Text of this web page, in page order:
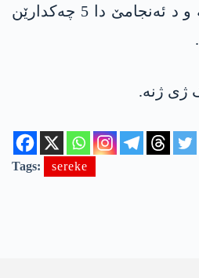
مووسلێ ئارمانج کریە و د ئەنجامێ دا 5 چەکدارێن
Tags: sereke